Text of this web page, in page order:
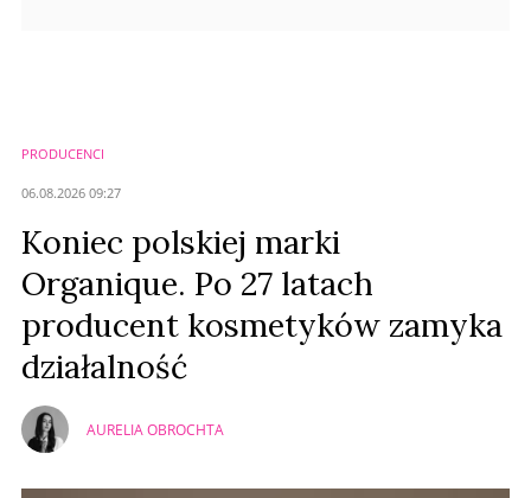
PRODUCENCI
06.08.2026 09:27
Koniec polskiej marki
Organique. Po 27 latach
producent kosmetyków zamyka
działalność
AURELIA OBROCHTA